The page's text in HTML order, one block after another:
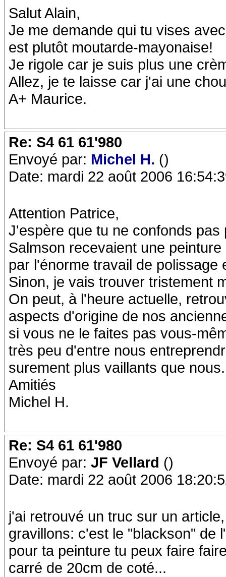
Salut Alain,
Je me demande qui tu vises
est plutôt moutarde-mayonaise!
Je rigole car je suis plus une
Allez, je te laisse car j'ai une
A+ Maurice.
Re: S4 61 61'980
Envoyé par: Michel H. ()
Date: mardi 22 août 2006
Attention Patrice,
J'espère que tu ne confonds
Salmson recevaient une
par l'énorme travail de polissage
Sinon, je vais trouver tristement
On peut, à l'heure actuelle,
aspects d'origine de nos
si vous ne le faites pas vous-
très peu d'entre nous
surement plus vaillants que
Amitiés
Michel H.
Re: S4 61 61'980
Envoyé par: JF Vellard ()
Date: mardi 22 août 2006
j'ai retrouvé un truc sur un
gravillons: c'est le "blackson" de
pour ta peinture tu peux faire
carré de 20cm de coté...